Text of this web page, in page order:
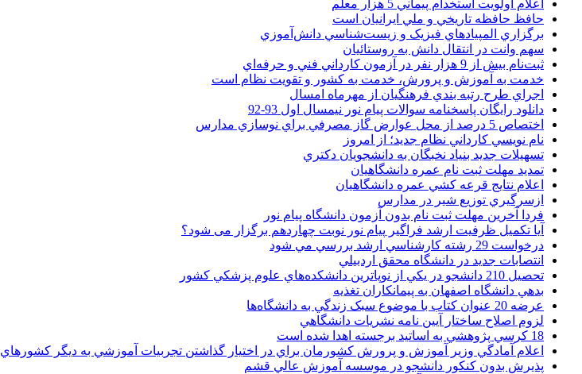
اعلام اولويت استخدام پيماني 5 هزار معلم
حافظ حافظه تاريخي و ملي ايرانيان است
برگزاري المپيادهاي فيزيک و زيست‌شناسي دانش‌آموزي
سهم وانت در انتقال دانش به روستائيان
ثبت‌نام بيش از 9 هزار نفر در آزمون کارداني فني و حرفه‌اي
خدمت به آموزش و پرورش، خدمت به کشور و تقويت نظام است
اجراي طرح رتبه بندي فرهنگيان از مهرماه امسال
دانلود رایگان پاسخنامه سوالات پیام نور نیمسال اول 93-92
اختصاص 5 درصد از محل عوارض گاز مصرفي براي نوسازي مدارس
نام نويسي کارداني نظام جديد؛ از امروز
تسهيلات جديد بنياد نخبگان به دانشجويان دکتري
تمديد مهلت ثبت نام عمره دانشگاهيان
اعلام نتايج قرعه کشي عمره دانشگاهيان
ازسرگيري توزيع شير در مدارس
فردا آخرین مهلت ثبت نام بدون آزمون دانشگاه پیام نور
آیا تکمیل ظرفیت ارشد فراگیر پیام نور نوبت چهاردهم برگزار می شود؟
درخواست 29 رشته کارشناسي ارشد بررسي مي شود
انتصابات جديد در دانشگاه محقق اردبيلي
تحصيل 210 دانشجو در يکي از نوپاترين دانشکده‌هاي علوم پزشکي کشور
بدهي دانشگاه اصفهان به پيمانکاران تغذيه
عرضه 20 عنوان کتاب با موضوع سبک زندگي به دانشگاه‌ها
لزوم اصلاح ساختار آيين نامه نشريات دانشگاهي
18 کرسي پژوهشي به اساتيد برجسته اهدا شده است
اعلام آمادگي وزير آموزش و پرورش کشورمان براي در اختيار گذاشتن تجربيات آموزشي به ديگر کشورهاي
پذيرش بدون کنکور دانشجو در موسسه آموزش عالي قشم